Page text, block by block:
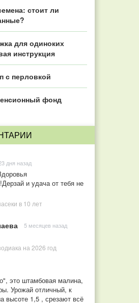
стоит ли
для одиноких
инструкция
с перловкой
фонд
дня назад
и удача от тебя не
в 10 лет
5 месяцев назад
на 2026 год
это штамбовая малина,
Урожай отличный, к
высоте 1,5 , срезают всё